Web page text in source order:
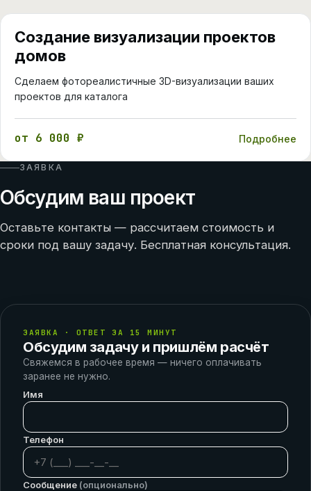
Создание визуализации проектов
домов
Сделаем фотореалистичные 3D-визуализации ваших
проектов для каталога
от 6 000 ₽ Подробнее
ЗАЯВКА
Обсудим ваш проект
Оставьте контакты — рассчитаем стоимость и
сроки под вашу задачу. Бесплатная консультация.
ЗАЯВКА · ОТВЕТ ЗА 15 МИНУТ
Обсудим задачу и пришлём расчёт
Свяжемся в рабочее время — ничего оплачивать
заранее не нужно.
Имя
Телефон
Сообщение (опционально)